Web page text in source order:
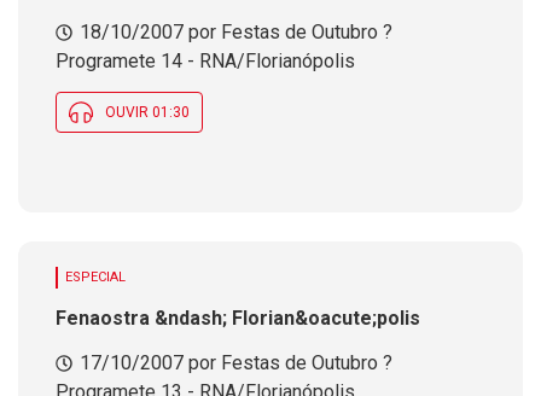
18/10/2007 por Festas de Outubro ?
Programete 14 - RNA/Florianópolis
OUVIR 01:30
ESPECIAL
Fenaostra &ndash; Florian&oacute;polis
17/10/2007 por Festas de Outubro ?